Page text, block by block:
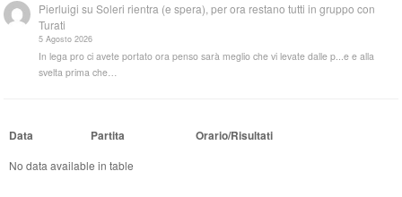
Pierluigi suSoleri rientra (e spera), per ora restano tutti in gruppo con
Turati
5 Agosto 2026
In lega pro ci avete portato ora penso sarà meglio che vi levate dalle p...e e alla
svelta prima che…
Data Partita Orario/Risultati
No data available in table